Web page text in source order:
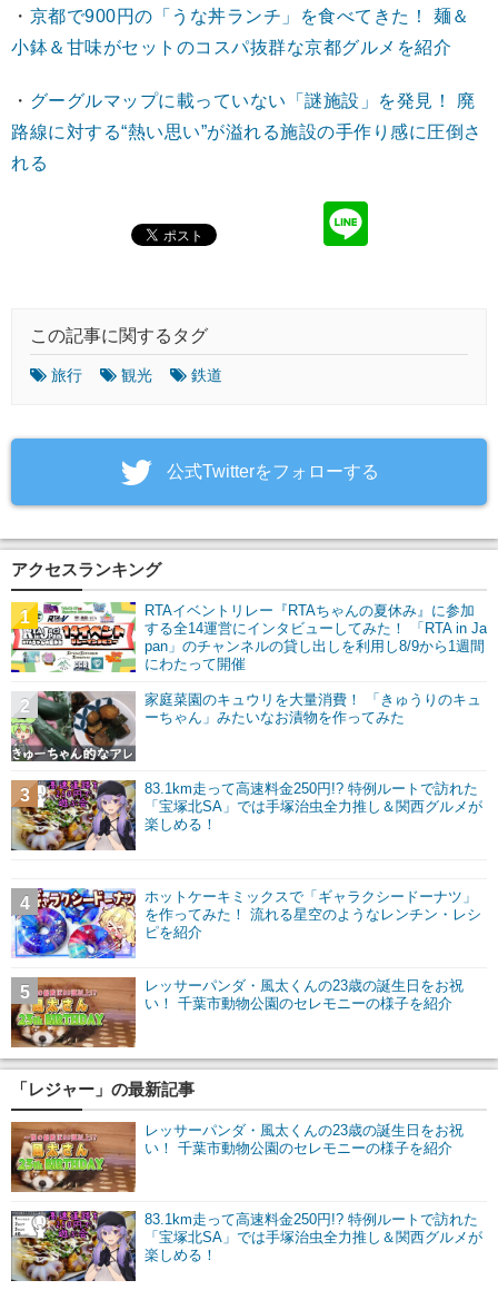
・ 京都で900円の「うな丼ランチ」を食べてきた！ 麺＆
小鉢＆甘味がセットのコスパ抜群な京都グルメを紹介
・ グーグルマップに載っていない「謎施設」を発見！ 廃
路線に対する“熱い思い”が溢れる施設の手作り感に圧倒さ
れる
この記事に関するタグ
旅行 観光 鉄道
‎公式Twitterをフォローする
アクセスランキング
RTAイベントリレー『RTAちゃんの夏休み』に参加
する全14運営にインタビューしてみた！ 「RTA in Ja
pan」のチャンネルの貸し出しを利用し8/9から1週間
にわたって開催
1
家庭菜園のキュウリを大量消費！ 「きゅうりのキュ
ーちゃん」みたいなお漬物を作ってみた
2
83.1km走って高速料金250円!? 特例ルートで訪れた
「宝塚北SA」では手塚治虫全力推し＆関西グルメが
楽しめる！
3
ホットケーキミックスで「ギャラクシードーナツ」
を作ってみた！ 流れる星空のようなレンチン・レシ
ピを紹介
4
レッサーパンダ・風太くんの23歳の誕生日をお祝
い！ 千葉市動物公園のセレモニーの様子を紹介
5
「レジャー」の最新記事
レッサーパンダ・風太くんの23歳の誕生日をお祝
い！ 千葉市動物公園のセレモニーの様子を紹介
83.1km走って高速料金250円!? 特例ルートで訪れた
「宝塚北SA」では手塚治虫全力推し＆関西グルメが
楽しめる！